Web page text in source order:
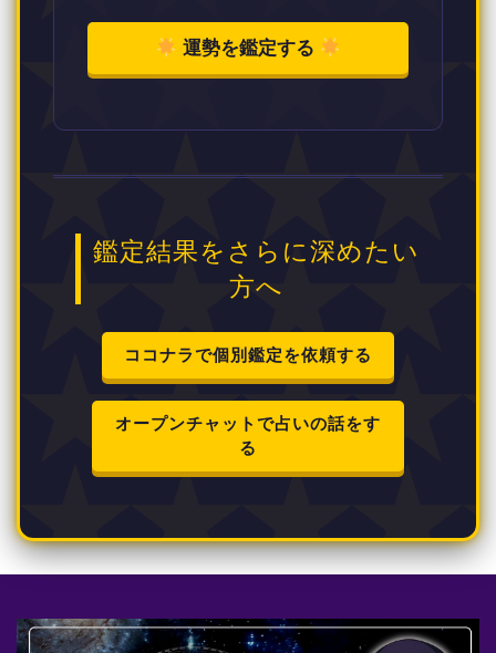
運勢を鑑定する
鑑定結果をさらに深めたい
方へ
ココナラで個別鑑定を依頼する
オープンチャットで占いの話をす
る